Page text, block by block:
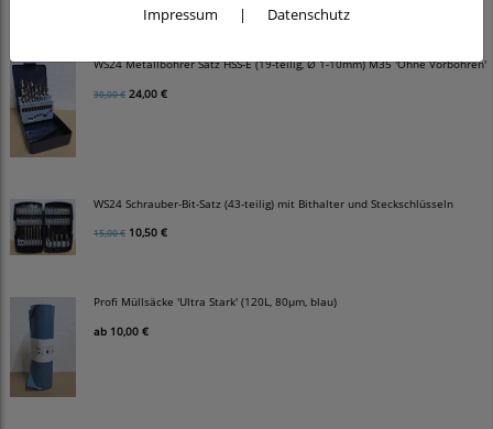
WS24 Metallbohrer Satz HSS-E (19-teilig, Ø 1-10mm) M35 'Ohne Vorbohren'
30,00 € 24,00 €
WS24 Schrauber-Bit-Satz (43-teilig) mit Bithalter und Steckschlüsseln
15,00 € 10,50 €
Profi Müllsäcke 'Ultra Stark' (120L, 80µm, blau)
ab 10,00 €
Impressum | Datenschutz